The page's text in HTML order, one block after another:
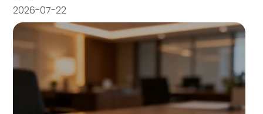
2026-07-22